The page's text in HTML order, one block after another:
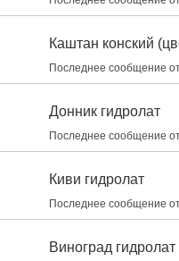
Каштан конский
Последнее сообщение
Донник гидролат
Последнее сообщение
Киви гидролат
Последнее сообщение
Виноград гидролат